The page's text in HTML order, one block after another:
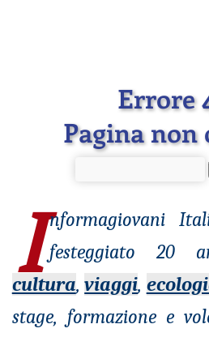
Errore
Pagina non
I nformagiovani
festeggiato 20
cultura,viaggi,
stage, formazione e